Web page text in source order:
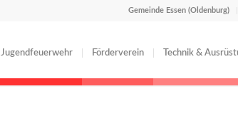
Gemeinde Essen (Oldenburg)
Jugendfeuerwehr Förderverein Technik &